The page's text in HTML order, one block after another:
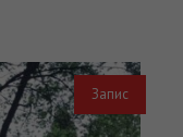
Запис